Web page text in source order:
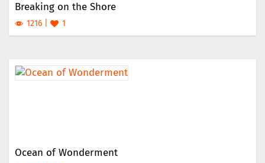
Breaking on the Shore
1216 1
Ocean of Wonderment